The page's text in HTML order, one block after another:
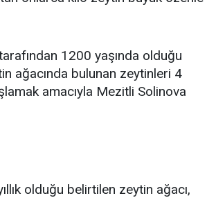
1200 yaşında olduğu
ağacında bulunan zeytinleri 4
amacıyla Mezitli Solinova
olduğu belirtilen zeytin ağacı,